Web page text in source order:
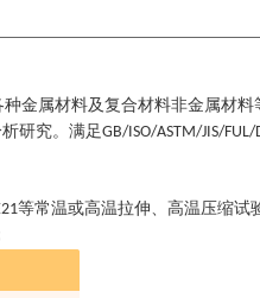
种金属材料及复合材料非金属材
研究。满足GB/ISO/ASTM/JIS/FUL/
等常温或高温拉伸、高温压缩试